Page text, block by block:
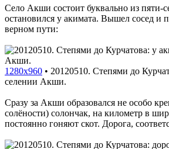
Село Акши состоит буквально из пяти-
остановился у акимата. Вышел сосед и
верном пути:
1280x960 • 20120510. Степями до
селении Акши.
Сразу за Акши образовался не особо
солёности) солончак, на километр в
постоянно гоняют скот. Дорога,